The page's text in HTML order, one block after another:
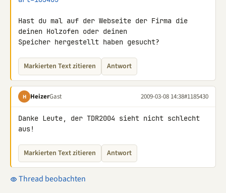
Hast du mal auf der Webseite der Firma die
deinen Holzofen oder deinen
Speicher hergestellt haben gesucht?
Markierten Text zitieren Antwort
H HeizerGast 2009-03-08 14:38#1185430
Danke Leute, der TDR2004 sieht nicht schlecht
aus!
Markierten Text zitieren Antwort
Thread beobachten